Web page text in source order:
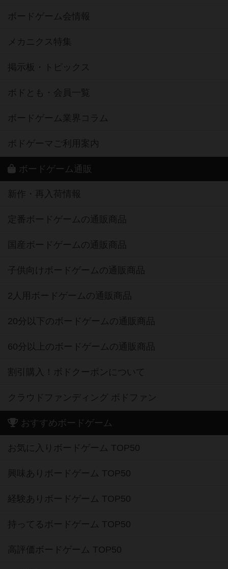
ボードゲーム会情報
メカニクス特集
掲示板・トピックス
ボドとも・会員一覧
ボードゲーム業界コラム
ボドゲーマご利用案内
ボードゲーム通販
新作・再入荷情報
定番ボードゲームの通販商品
国産ボードゲームの通販商品
子供向けボードゲームの通販商品
2人用ボードゲームの通販商品
20分以下のボードゲームの通販商品
60分以上のボードゲームの通販商品
割引購入！ボドクーポンについて
クラウドファンディング ボドファン
おすすめボードゲーム
お気に入りボードゲーム TOP50
興味ありボードゲーム TOP50
経験ありボードゲーム TOP50
持ってるボードゲーム TOP50
高評価ボードゲーム TOP50